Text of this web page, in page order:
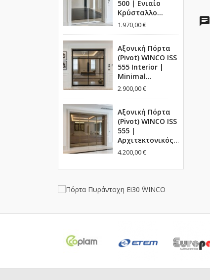
500 | Ενιαίο
Κρύσταλλο...
1.970,00 €
Αξονική Πόρτα
(Pivot) WINCO ISS
555 Interior |
Minimal...
2.900,00 €
Αξονική Πόρτα
(Pivot) WINCO ISS
555 |
Αρχιτεκτονικός...
4.200,00 €
chat